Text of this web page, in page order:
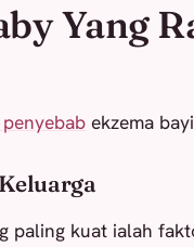
Yang
ekzema
paling kuat ialah